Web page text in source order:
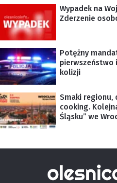
Wypadek na
Zderzenie
Potężny
pierwszeństwo
kolizji
Smaki regionu,
cooking.
Śląsku” we